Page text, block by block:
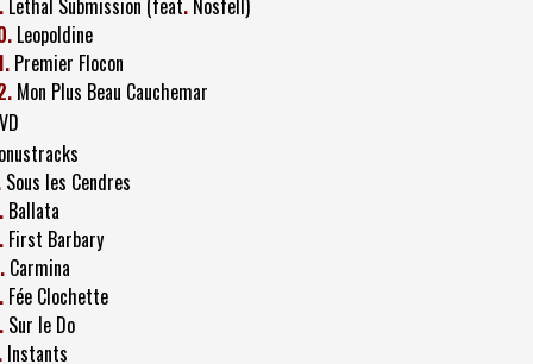
Leopoldine
Premier Flocon
Mon Plus Beau Cauchemar
Sous les Cendres
Ballata
First Barbary
Carmina
Fée Clochette
Sur le Do
Instants